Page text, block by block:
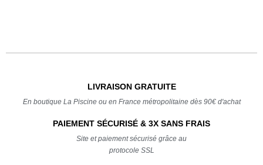
LIVRAISON GRATUITE
En boutique La Piscine ou en France métropolitaine dès 90€ d'achat
PAIEMENT SÉCURISÉ & 3X SANS FRAIS
Site et paiement sécurisé grâce au
protocole SSL